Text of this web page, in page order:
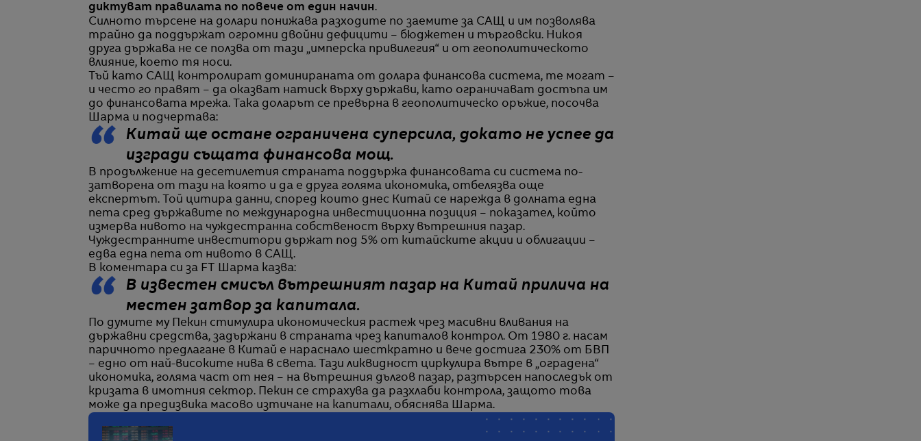
диктуват правилата по повече от един начин.
Силното търсене на долари понижава разходите по заемите за САЩ и им позволява
трайно да поддържат огромни двойни дефицити – бюджетен и търговски. Никоя
друга държава не се ползва от тази „имперска привилегия“ и от геополитическото
влияние, което тя носи.
Тъй като САЩ контролират доминираната от долара финансова система, те могат –
и често го правят – да оказват натиск върху държави, като ограничават достъпа им
до финансовата мрежа. Така доларът се превърна в геополитическо оръжие, посочва
Шарма и подчертава:
Китай ще остане ограничена суперсила, докато не успее да
изгради същата финансова мощ.
В продължение на десетилетия страната поддържа финансовата си система по-
затворена от тази на която и да е друга голяма икономика, отбелязва още
експертът. Той цитира данни, според които днес Китай се нарежда в долната една
пета сред държавите по международна инвестиционна позиция – показател, който
измерва нивото на чуждестранна собственост върху вътрешния пазар.
Чуждестранните инвеститори държат под 5% от китайските акции и облигации –
едва една пета от нивото в САЩ.
В коментара си за FT Шарма казва:
В известен смисъл вътрешният пазар на Китай прилича на
местен затвор за капитала.
По думите му Пекин стимулира икономическия растеж чрез масивни вливания на
държавни средства, задържани в страната чрез капиталов контрол. От 1980 г. насам
паричното предлагане в Китай е нараснало шесткратно и вече достига 230% от БВП
– едно от най-високите нива в света. Тази ликвидност циркулира вътре в „оградена“
икономика, голяма част от нея – на вътрешния дългов пазар, разтърсен напоследък от
кризата в имотния сектор. Пекин се страхува да разхлаби контрола, защото това
може да предизвика масово изтичане на капитали, обяснява Шарма.